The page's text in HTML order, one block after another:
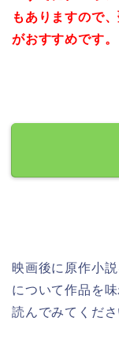
もありますので
がおすすめです。
映画後に原作小
について作品を
読んでみてくださ